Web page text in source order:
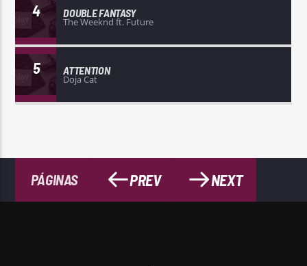
4 DOUBLE FANTASY
The Weeknd ft. Future
5 ATTENTION
Doja Cat
PÁGINAS PREV NEXT